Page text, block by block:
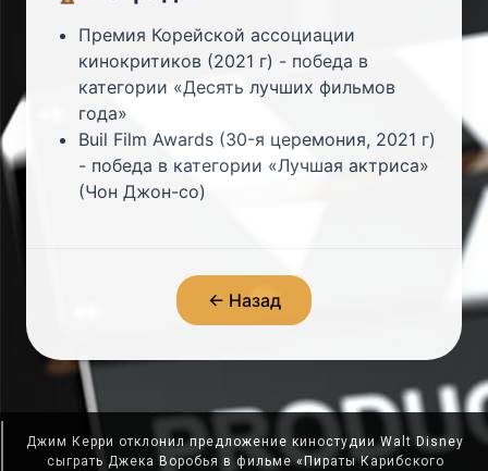
Премия Корейской ассоциации
кинокритиков (2021 г) - победа в
категории «Десять лучших фильмов
года»
Buil Film Awards (30-я церемония, 2021 г)
- победа в категории «Лучшая актриса»
(Чон Джон-со)
← Назад
Джим Керри отклонил предложение киностудии Walt Disney
сыграть Джека Воробья в фильме «Пираты Карибского